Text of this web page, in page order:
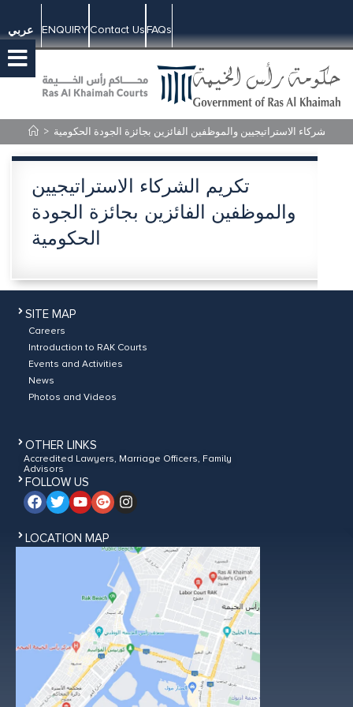
عربي ENQUIRYContact UsFAQs
> الشركاء الاستراتيجيين والموظفين الفائزين بجائزة الجودة الحكومية
تكريم الشركاء الاستراتيجيين
والموظفين الفائزين بجائزة الجودة
الحكومية
SITE MAP
Careers
Introduction to RAK Courts
Events and Activities
News
Photos and Videos
OTHER LINKS
Accredited Lawyers, Marriage Officers, Family
Advisors
FOLLOW US
LOCATION MAP